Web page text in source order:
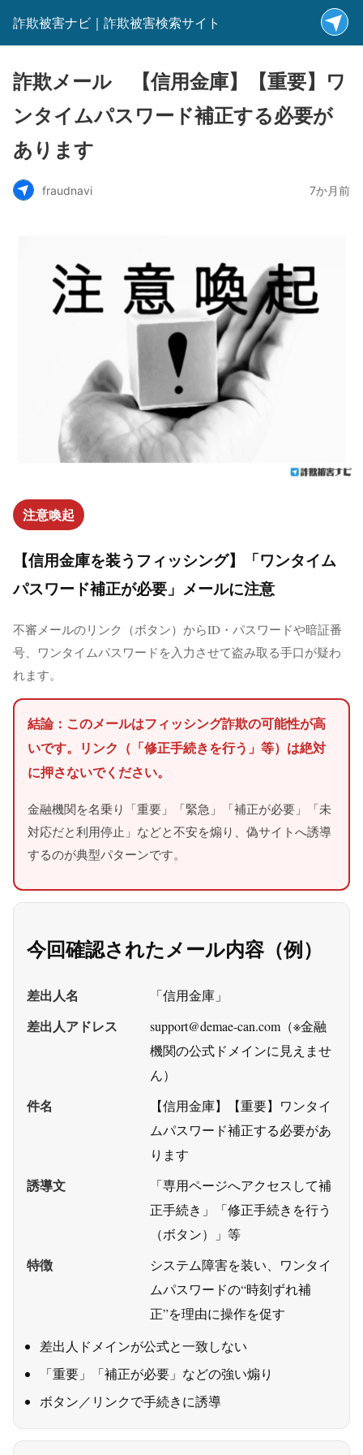
詐欺被害ナビ｜詐欺被害検索サイト
詐欺メール 【信用金庫】【重要】ワ
ンタイムパスワード補正する必要が
あります
fraudnavi 7か月前
注意喚起
【信用金庫を装うフィッシング】「ワンタイム
パスワード補正が必要」メールに注意
不審メールのリンク（ボタン）からID・パスワードや暗証番
号、ワンタイムパスワードを入力させて盗み取る手口が疑わ
れます。
結論：このメールはフィッシング詐欺の可能性が高
いです。リンク（「修正手続きを行う」等）は絶対
に押さないでください。
金融機関を名乗り「重要」「緊急」「補正が必要」「未
対応だと利用停止」などと不安を煽り、偽サイトへ誘導
するのが典型パターンです。
今回確認されたメール内容（例）
差出人名 「信用金庫」
差出人アドレス
support@demae-can.com（※金融
機関の公式ドメインに見えませ
ん）
件名
【信用金庫】【重要】ワンタイ
ムパスワード補正する必要があ
ります
誘導文
「専用ページへアクセスして補
正手続き」「修正手続きを行う
（ボタン）」等
特徴
システム障害を装い、ワンタイ
ムパスワードの“時刻ずれ補
正”を理由に操作を促す
差出人ドメインが公式と一致しない
「重要」「補正が必要」などの強い煽り
ボタン／リンクで手続きに誘導